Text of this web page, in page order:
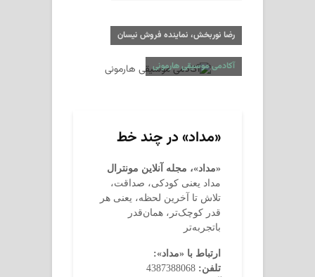
رضا نوربخش، نماینده فروش نیسان
آکادمی موسیقی هارمونی
«مداد» در چند خط
«مداد»، مجله آنلاین مونترال
مداد یعنی کودکی، صداقت،
تلاش تا آخرین لحظه، یعنی هر
قدر کوچک‌تر، همان‌قدر
باتجربه‌تر
ارتباط با «مداد»:
تلفن: